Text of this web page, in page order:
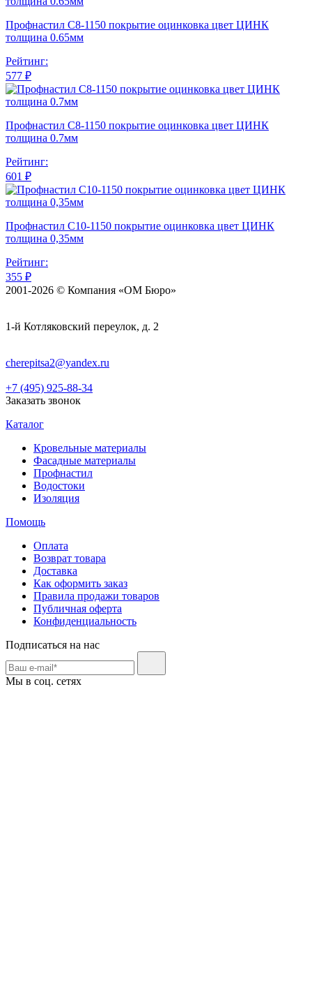
Профнастил С8-1150 покрытие оцинковка цвет ЦИНК
толщина 0.65мм
Рейтинг:
577 ₽
Профнастил С8-1150 покрытие оцинковка цвет ЦИНК
толщина 0.7мм
Рейтинг:
601 ₽
Профнастил С10-1150 покрытие оцинковка цвет ЦИНК
толщина 0,35мм
Рейтинг:
355 ₽
2001-2026 © Компания «ОМ Бюро»
1-й Котляковский переулок, д. 2
cherepitsa2@yandex.ru
+7 (495) 925-88-34
Заказать звонок
Каталог
Кровельные материалы
Фасадные материалы
Профнастил
Водостоки
Изоляция
Помощь
Оплата
Возврат товара
Доставка
Как оформить заказ
Правила продажи товаров
Публичная оферта
Конфиденциальность
Подписаться на нас
Мы в соц. сетях